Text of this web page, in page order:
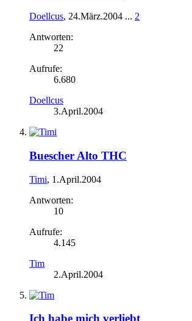
Doellcus, 24.März.2004 ... 2
Antworten:
22
Aufrufe:
6.680
Doellcus
3.April.2004
Buescher Alto THC
Timi, 1.April.2004
Antworten:
10
Aufrufe:
4.145
Tim
2.April.2004